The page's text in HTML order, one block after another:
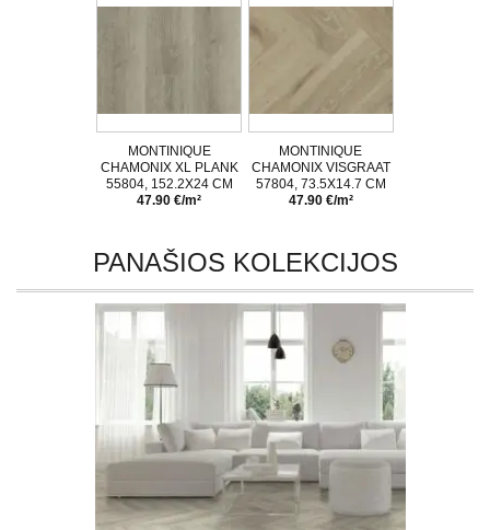
MONTINIQUE
CHAMONIX XL PLANK
55804, 152.2X24 CM
47.90 €/m²
MONTINIQUE
CHAMONIX VISGRAAT
57804, 73.5X14.7 CM
47.90 €/m²
PANAŠIOS KOLEKCIJOS